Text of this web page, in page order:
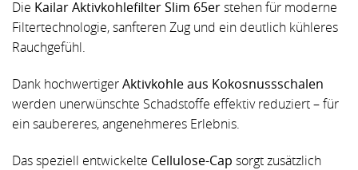
Die Kailar Aktivkohlefilter Slim 65erstehen für moderne
Filtertechnologie, sanfteren Zug und ein deutlich kühleres
Rauchgefühl.
Dank hochwertigerAktivkohle aus Kokosnussschalen
werden unerwünschte Schadstoffe effektiv reduziert – für
ein saubereres, angenehmeres Erlebnis.
Das speziell entwickelte Cellulose-Cap sorgt zusätzlich